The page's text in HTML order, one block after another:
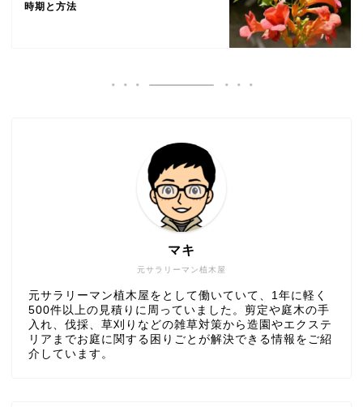
時期と方法
元サラリーマン植木屋
マキ
元サラリーマン植木屋をとして働いていて、1年に軽く
500件以上の見積りに周っていました。剪定や庭木の手
入れ、伐採、草刈りなどの雑草対策から造園やエクステ
リアまでお庭に関する困りごとが解決できる情報をご紹
介しています。